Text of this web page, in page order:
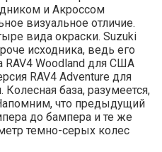
и Акроссом
визуальное отличие.
вида окраски. Suzuki
исходника, ведь его
RAV4 Woodland для США
RAV4 Adventure для
база, разумеется,
что предыдущий
до бампера и те же
темно-серых колес